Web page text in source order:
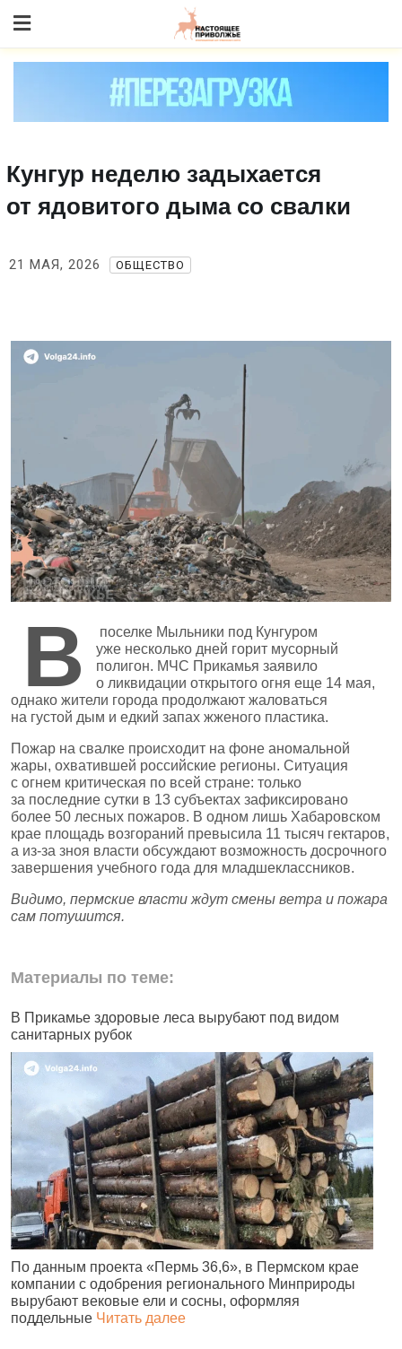
to content
Кунгур неделю задыхается
от ядовитого дыма со свалки
21 МАЯ, 2026 ОБЩЕСТВО
В
поселке Мыльники под Кунгуром
уже несколько дней горит мусорный
полигон. МЧС Прикамья заявило
о ликвидации открытого огня еще 14 мая,
однако жители города продолжают жаловаться
на густой дым и едкий запах жженого пластика.
Пожар на свалке происходит на фоне аномальной
жары, охватившей российские регионы. Ситуация
с огнем критическая по всей стране: только
за последние сутки в 13 субъектах зафиксировано
более 50 лесных пожаров. В одном лишь Хабаровском
крае площадь возгораний превысила 11 тысяч гектаров,
а из‑за зноя власти обсуждают возможность досрочного
завершения учебного года для младшеклассников.
Видимо, пермские власти ждут смены ветра и пожара
сам потушится.
Материалы по теме:
В Прикамье здоровые леса вырубают под видом
санитарных рубок
По данным проекта «Пермь 36,6», в Пермском крае
компании с одобрения регионального Минприроды
вырубают вековые ели и сосны, оформляя
поддельные Читать далее